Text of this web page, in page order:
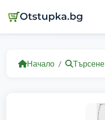
Начало Търсене